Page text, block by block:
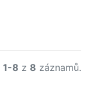
1-8 z 8 záznamů.